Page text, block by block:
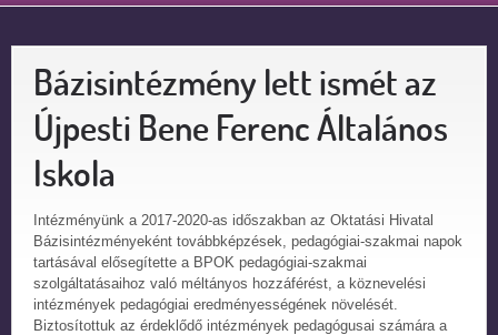
Bázisintézmény lett ismét az
Újpesti Bene Ferenc Általános
Iskola
Intézményünk a 2017-2020-as időszakban az Oktatási Hivatal
Bázisintézményeként továbbképzések, pedagógiai-szakmai napok
tartásával elősegítette a BPOK pedagógiai-szakmai
szolgáltatásaihoz való méltányos hozzáférést, a köznevelési
intézmények pedagógiai eredményességének növelését.
Biztosítottuk az érdeklődő intézmények pedagógusai számára a